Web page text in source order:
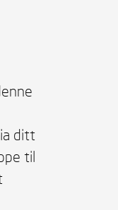
ditt
til